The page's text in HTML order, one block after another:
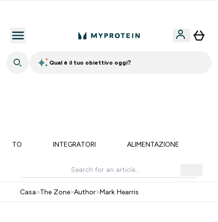
Qual è il tuo obiettivo oggi?
INTEGRATORI ALIMENTAZIONE
Casa>The Zone>Author>Mark Hearris